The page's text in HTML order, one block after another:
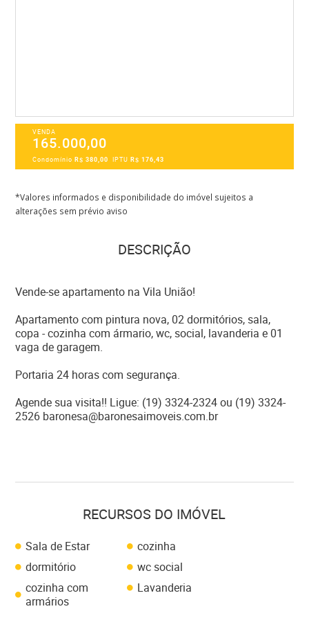
VENDA
165.000,00
CondomínioR$ 380,00 IPTUR$ 176,43
*Valores informados e disponibilidade do imóvel sujeitos a
alterações sem prévio aviso
DESCRIÇÃO
Vende-se apartamento na Vila União!
Apartamento com pintura nova, 02 dormitórios, sala,
copa - cozinha com ármario, wc, social, lavanderia e 01
vaga de garagem.
Portaria 24 horas com segurança.
Agende sua visita!! Ligue: (19) 3324-2324 ou (19) 3324-
2526 baronesa@baronesaimoveis.com.br
RECURSOS DO IMÓVEL
Sala de Estar
cozinha
dormitório
wc social
cozinha com
armários
Lavanderia